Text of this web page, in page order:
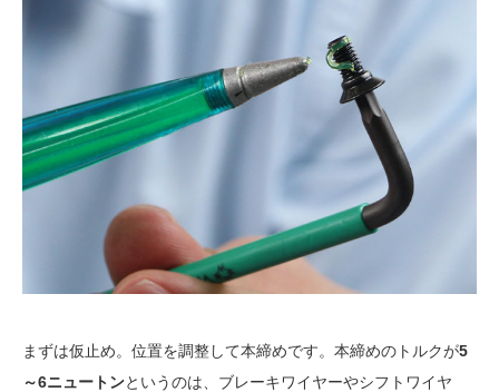
まずは仮止め。位置を調整して本締めです。本締めのトルクが5
～6ニュートンというのは、ブレーキワイヤーやシフトワイヤ